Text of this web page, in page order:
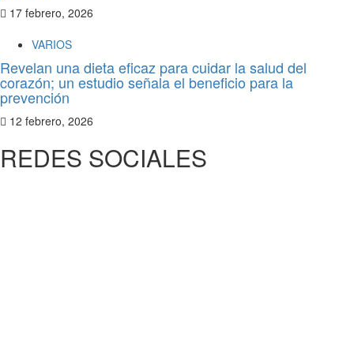
17 febrero, 2026
VARIOS
Revelan una dieta eficaz para cuidar la salud del
corazón; un estudio señala el beneficio para la
prevención
12 febrero, 2026
REDES SOCIALES